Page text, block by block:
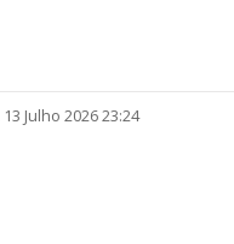
Julho 2026 23:24